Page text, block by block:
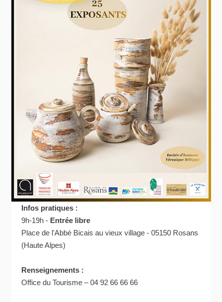
Infos pratiques :
9h-19h - Entrée libre
Place de l'Abbé Bicais au vieux village - 05150 Rosans
(Haute Alpes)
Renseignements :
Office du Tourisme – 04 92 66 66 66